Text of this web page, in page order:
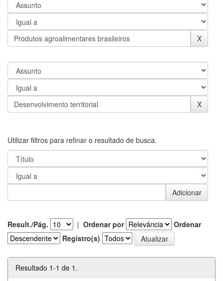
Utilizar filtros para refinar o resultado de busca.
Result./Pág. | Ordenar por
Ordenar
Registro(s)
Resultado 1-1 de 1.